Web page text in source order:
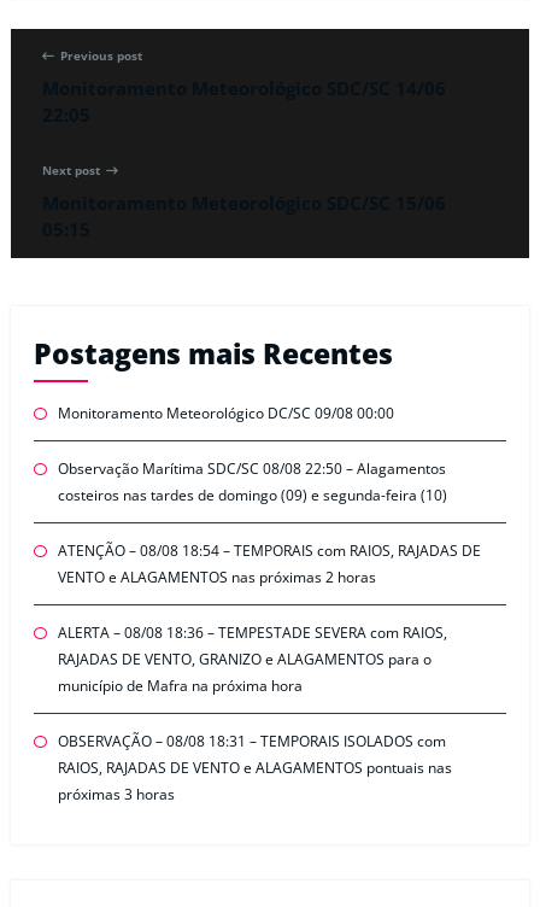
Previous post
Next post
Postagens mais Recentes
Monitoramento Meteorológico DC/SC 09/08 00:00
Observação Marítima SDC/SC 08/08 22:50 – Alagamentos
costeiros nas tardes de domingo (09) e segunda-feira (10)
ATENÇÃO – 08/08 18:54 – TEMPORAIS com RAIOS, RAJADAS DE
VENTO e ALAGAMENTOS nas próximas 2 horas
ALERTA – 08/08 18:36 – TEMPESTADE SEVERA com RAIOS,
RAJADAS DE VENTO, GRANIZO e ALAGAMENTOS para o
município de Mafra na próxima hora
OBSERVAÇÃO – 08/08 18:31 – TEMPORAIS ISOLADOS com
RAIOS, RAJADAS DE VENTO e ALAGAMENTOS pontuais nas
próximas 3 horas